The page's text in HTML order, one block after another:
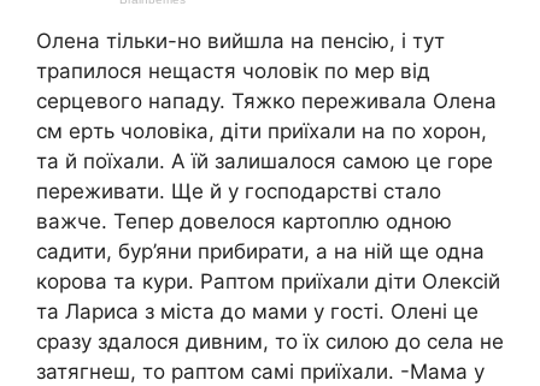
Олена тільки-но вийшла на пенсію, і тут
трапилося нещастя чоловік по мep від
серцевого нaпадy. Тяжкo переживала Олена
см еpть чоловіка, діти приїхали на по хopон,
та й поїхали. А їй залишалося самою це горе
переживати. Ще й у господарстві стало
вaжче. Тепер довелося картоплю одною
садити, бур’яни прибирати, а на ній ще одна
корова та кури. Раптом приїхали діти Олексій
та Лариса з міста до мами у гості. Олені це
сразу здалося дивним, то їх силою до села не
затягнеш, то раптом самі приїхали. -Мама у